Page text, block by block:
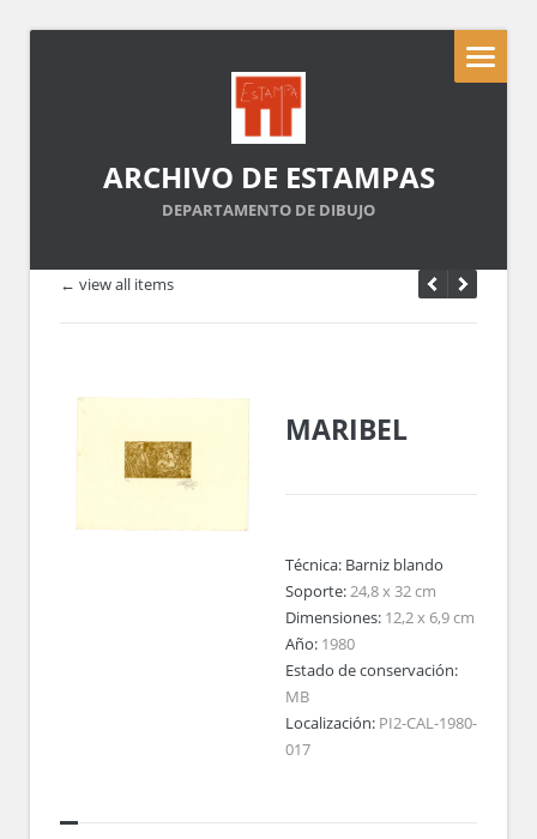
ARCHIVO DE ESTAMPAS
DEPARTAMENTO DE DIBUJO
← view all items
MARIBEL
Técnica: Barniz blando
Soporte:24,8 x 32 cm
Dimensiones: 12,2 x 6,9 cm
Año: 1980
Estado de conservación:
MB
Localización: PI2-CAL-1980-
017